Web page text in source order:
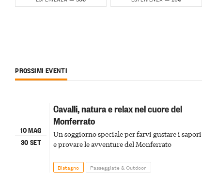
PROSSIMI EVENTI
10 MAG
30 SET
Cavalli, natura e relax nel cuore del
Monferrato
Un soggiorno speciale per farvi gustare i sapori
e provare le avventure del Monferrato
Bistagno Passeggiate & Outdoor